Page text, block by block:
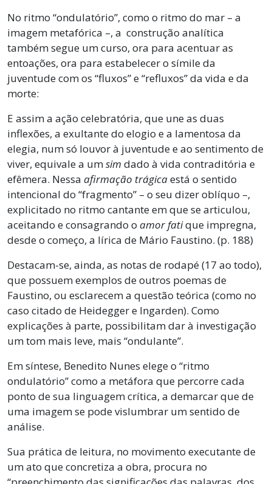
No ritmo “ondulatório”, como o ritmo do mar – a
imagem metafórica –, a construção analítica
também segue um curso, ora para acentuar as
entoações, ora para estabelecer o símile da
juventude com os “fluxos” e “refluxos” da vida e da
morte:
E assim a ação celebratória, que une as duas
inflexões, a exultante do elogio e a lamentosa da
elegia, num só louvor à juventude e ao sentimento de
viver, equivale a umsim dado à vida contraditória e
efêmera. Nessa afirmação trágicaestá o sentido
intencional do “fragmento” – o seu dizer oblíquo –,
explicitado no ritmo cantante em que se articulou,
aceitando e consagrando o amor fatique impregna,
desde o começo, a lírica de Mário Faustino. (p. 188)
Destacam-se, ainda, as notas de rodapé (17 ao todo),
que possuem exemplos de outros poemas de
Faustino, ou esclarecem a questão teórica (como no
caso citado de Heidegger e Ingarden). Como
explicações à parte, possibilitam dar à investigação
um tom mais leve, mais “ondulante”.
Em síntese, Benedito Nunes elege o “ritmo
ondulatório” como a metáfora que percorre cada
ponto de sua linguagem crítica, a demarcar que de
uma imagem se pode vislumbrar um sentido de
análise.
Sua prática de leitura, no movimento executante de
um ato que concretiza a obra, procura no